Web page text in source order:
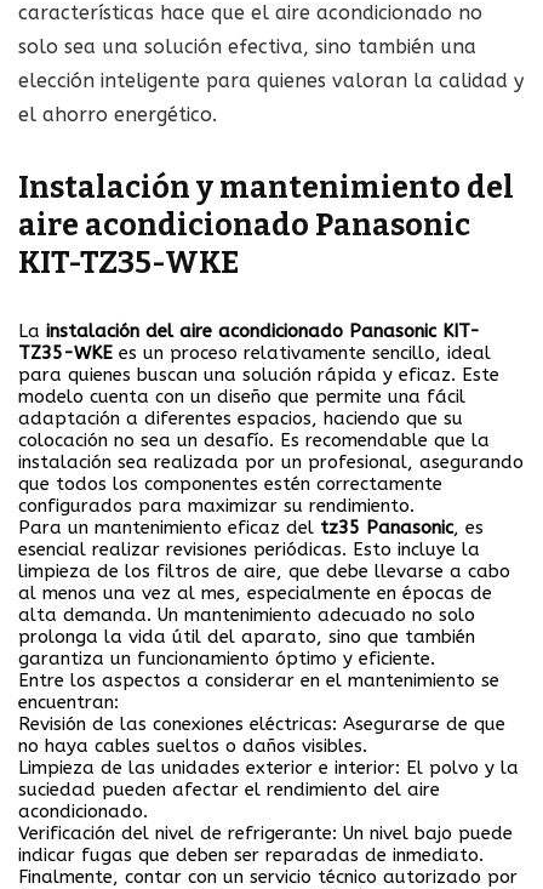
características hace que el aire acondicionado no
solo sea una solución efectiva, sino también una
elección inteligente para quienes valoran la calidad y
el ahorro energético.
Instalación y mantenimiento del
aire acondicionado Panasonic
KIT-TZ35-WKE
La instalación del aire acondicionado Panasonic KIT-
TZ35-WKE es un proceso relativamente sencillo, ideal
para quienes buscan una solución rápida y eficaz. Este
modelo cuenta con un diseño que permite una fácil
adaptación a diferentes espacios, haciendo que su
colocación no sea un desafío. Es recomendable que la
instalación sea realizada por un profesional, asegurando
que todos los componentes estén correctamente
configurados para maximizar su rendimiento.
Para un mantenimiento eficaz del tz35 Panasonic, es
esencial realizar revisiones periódicas. Esto incluye la
limpieza de los filtros de aire, que debe llevarse a cabo
al menos una vez al mes, especialmente en épocas de
alta demanda. Un mantenimiento adecuado no solo
prolonga la vida útil del aparato, sino que también
garantiza un funcionamiento óptimo y eficiente.
Entre los aspectos a considerar en el mantenimiento se
encuentran:
Revisión de las conexiones eléctricas: Asegurarse de que
no haya cables sueltos o daños visibles.
Limpieza de las unidades exterior e interior: El polvo y la
suciedad pueden afectar el rendimiento del aire
acondicionado.
Verificación del nivel de refrigerante: Un nivel bajo puede
indicar fugas que deben ser reparadas de inmediato.
Finalmente, contar con un servicio técnico autorizado por